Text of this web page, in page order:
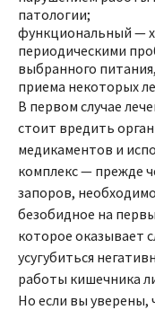
патологии;
функциональный —
периодическими
выбранного
приема некоторых
В первом случае
стоит вредить
медикаментов и
комплекс — прежде
запоров,
безобидное на
которое оказывает
усугубиться
работы кишечника
Но если вы уверены,